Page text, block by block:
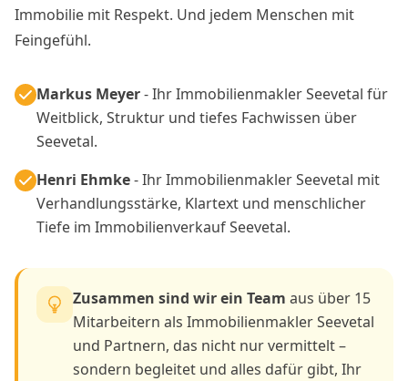
Immobilie mit Respekt. Und jedem Menschen mit
Feingefühl.
Markus Meyer- Ihr Immobilienmakler Seevetal für
Weitblick, Struktur und tiefes Fachwissen über
Seevetal.
Henri Ehmke- Ihr Immobilienmakler Seevetal mit
Verhandlungsstärke, Klartext und menschlicher
Tiefe im Immobilienverkauf Seevetal.
Zusammen sind wir ein Team aus über 15
Mitarbeitern als Immobilienmakler Seevetal
und Partnern, das nicht nur vermittelt –
sondern begleitet und alles dafür gibt, Ihr